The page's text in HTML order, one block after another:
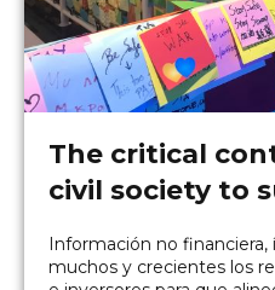
The critical
civil society to
Información no financiera,
muchos y crecientes los